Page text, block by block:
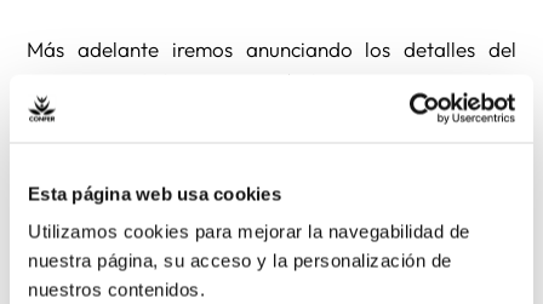
Esta página web usa cookies
Utilizamos cookies para mejorar la navegabilidad de
nuestra página, su acceso y la personalización de
nuestros contenidos.
Más adelante iremos anunciando los detalles del
mismo. Desde la organización lamentan este cambio
de fechas, pero no ha sido posible organizarlo
Anterior Siguiente